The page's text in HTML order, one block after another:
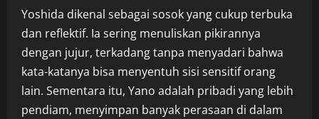
Yoshida dikenal sebagai sosok yang cukup terbuka
dan reflektif. Ia sering menuliskan pikirannya
dengan jujur, terkadang tanpa menyadari bahwa
kata-katanya bisa menyentuh sisi sensitif orang
lain. Sementara itu, Yano adalah pribadi yang lebih
pendiam, menyimpan banyak perasaan di dalam